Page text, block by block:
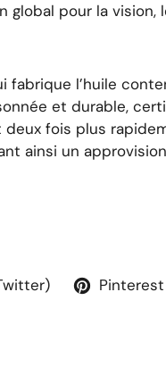
global pour la
fabrique l’huile
et durable,
deux fois plus
ainsi un
Pinterest